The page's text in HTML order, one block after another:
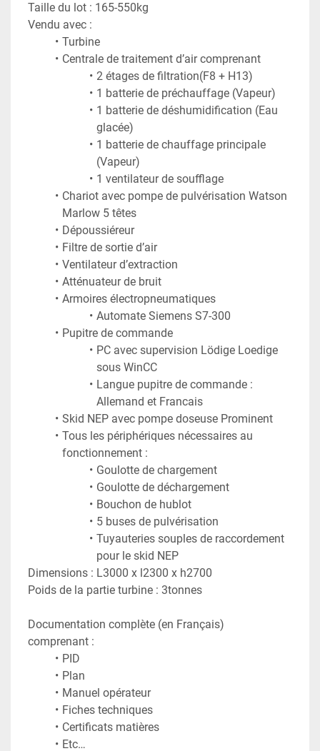
Taille du lot : 165-550kg
Vendu avec :
Turbine
Centrale de traitement d’air comprenant
2 étages de filtration(F8 + H13)
1 batterie de préchauffage (Vapeur)
1 batterie de déshumidification (Eau
glacée)
1 batterie de chauffage principale
(Vapeur)
1 ventilateur de soufflage
Chariot avec pompe de pulvérisation Watson
Marlow 5 têtes
Dépoussiéreur
Filtre de sortie d’air
Ventilateur d’extraction
Atténuateur de bruit
Armoires électropneumatiques
Automate Siemens S7-300
Pupitre de commande
PC avec supervision Lödige Loedige
sous WinCC
Langue pupitre de commande :
Allemand et Francais
Skid NEP avec pompe doseuse Prominent
Tous les périphériques nécessaires au
fonctionnement :
Goulotte de chargement
Goulotte de déchargement
Bouchon de hublot
5 buses de pulvérisation
Tuyauteries souples de raccordement
pour le skid NEP
Dimensions : L3000 x l2300 x h2700
Poids de la partie turbine : 3tonnes
Documentation complète (en Français)
comprenant :
PID
Plan
Manuel opérateur
Fiches techniques
Certificats matières
Etc…